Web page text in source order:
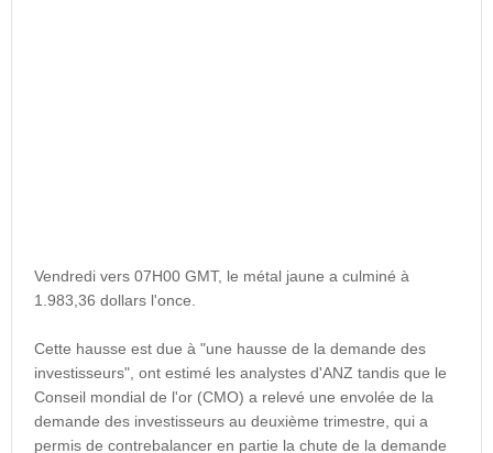
Vendredi vers 07H00 GMT, le métal jaune a culminé à
1.983,36 dollars l'once.
Cette hausse est due à "une hausse de la demande des
investisseurs", ont estimé les analystes d'ANZ tandis que le
Conseil mondial de l'or (CMO) a relevé une envolée de la
demande des investisseurs au deuxième trimestre, qui a
permis de contrebalancer en partie la chute de la demande